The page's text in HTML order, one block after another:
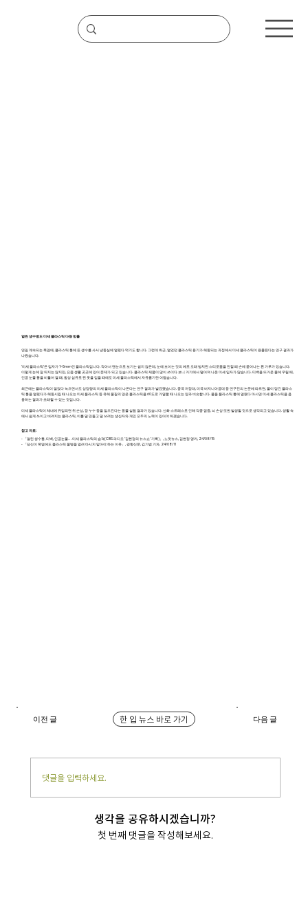
얼린 생수병도 미세 플라스틱 다량 방출
연일 계속되는 폭염에, 플라스틱 통에 든 생수를 사서 냉동실에 얼렸다 먹기도 합니다. 그런데 최근, 얼었던 플라스틱 용기가 해동되는 과정에서 미세 플라스틱이 용출된다는 연구 결과가
나왔습니다.
'미세 플라스틱'은 입자가 1~5mm인 플라스틱입니다. 작아서 맨눈으로 보기는 쉽지 않은데, 눈에 보이는 것의 예로 오래 방치된 스티로폼을 만질 때 손에 묻어나는 흰 가루가 있습니다.
이렇게 눈에 잘 띄지는 않지만, 요즘 생활 곳곳에 있어 문제가 되고 있습니다. 플라스틱 제품이 많이 쓰이다 보니 거기에서 떨어져 나온 미세 입자가 많습니다. 티백을 뜨거운 물에 우릴 때,
인공 눈물 통을 비틀어 열 때, 합성 섬유로 된 옷을 입을 때에도 미세 플라스틱에서 자유롭기란 어렵습니다.
최근에는 플라스틱이 얼었다 녹으면서도 상당량의 미세 플라스틱이 나온다는 연구 결과가 발표됐습니다. 중국 저장대, 미국 버지니아공대 등 연구진의 논문에 따르면, 물이 담긴 플라스
틱 통을 얼렸다가 해동시킬 때 나오는 미세 플라스틱 등 유해 물질의 양은 플라스틱을 60도로 가열할 때 나오는 양과 비슷합니다. 물을 플라스틱 통에 얼렸다 마시면 미세 플라스틱을 음
용하는 결과가 초래될 수 있는 것입니다.
미세 플라스틱이 체내에 유입되면 위 손상, 장 누수 등을 일으킨다는 동물 실험 결과가 있습니다. 산화 스트레스로 인해 각종 염증, 뇌 손상 또한 발생할 것으로 생각되고 있습니다. 생활 속
에서 쉽게 쓰이고 버려지는 플라스틱, 이를 덜 만들고 덜 쓰려는 생산자와 개인 모두의 노력이 있어야 하겠습니다.
참고 자료:
- 「얼린 생수통, 티백, 인공눈물… 미세 플라스틱의 습격(CBS 라디오 '김현정의 뉴스쇼' 기록)」, 노컷뉴스, 김현정 앵커, 24/08/15
- 「당신이 폭염에도 플라스틱 물병을 얼려 마시지 말아야 하는 이유」, 경향신문, 김기범 기자, 24/08/11
댓글을 입력하세요.
생각을 공유하시겠습니까?
첫 번째 댓글을 작성해보세요.
이전 글 한 입 뉴스 바로 가기 다음 글